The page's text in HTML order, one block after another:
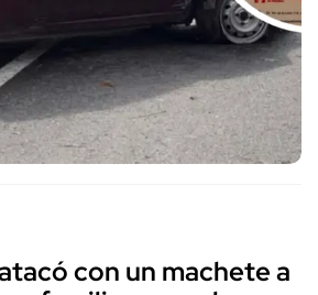
con un machete a